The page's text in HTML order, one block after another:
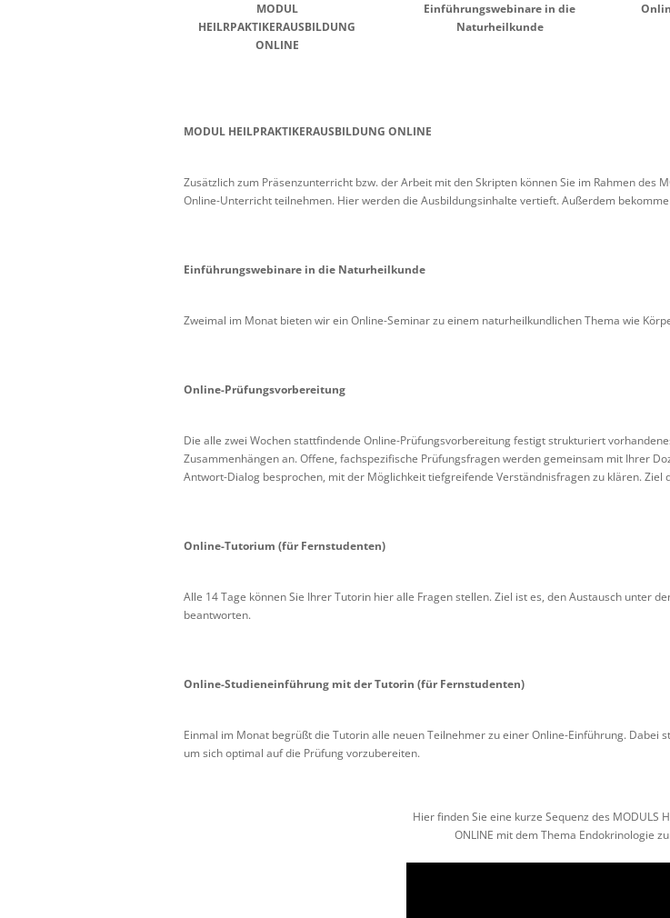
MODUL
HEILRPAKTIKERAUSBILDUNG
ONLINE
Einführungswebinare in die
Naturheilkunde
MODUL HEILPRAKTIKERAUSBILDUNG ONLINE
Zusätzlich zum Präsenzunterricht bzw. der Arbeit mit den Skripten können Sie im Rahmen des
Online-Unterricht teilnehmen. Hier werden die Ausbildungsinhalte vertieft. Außerdem
Einführungswebinare in die Naturheilkunde
Zweimal im Monat bieten wir ein Online-Seminar zu einem naturheilkundlichen Thema wie
Online-Prüfungsvorbereitung
Die alle zwei Wochen stattfindende Online-Prüfungsvorbereitung festigt strukturiert
Zusammenhängen an. Offene, fachspezifische Prüfungsfragen werden gemeinsam mit Ihrer
Antwort-Dialog besprochen, mit der Möglichkeit tiefgreifende Verständnisfragen zu klären. Ziel
Online-Tutorium (für Fernstudenten)
Alle 14 Tage können Sie Ihrer Tutorin hier alle Fragen stellen. Ziel ist es, den Austausch unter
beantworten.
Online-Studieneinführung mit der Tutorin (für Fernstudenten)
Einmal im Monat begrüßt die Tutorin alle neuen Teilnehmer zu einer Online-Einführung. Dabei
um sich optimal auf die Prüfung vorzubereiten.
Hier finden Sie eine kurze Sequenz des MODULS
ONLINE mit dem Thema Endokrinologie